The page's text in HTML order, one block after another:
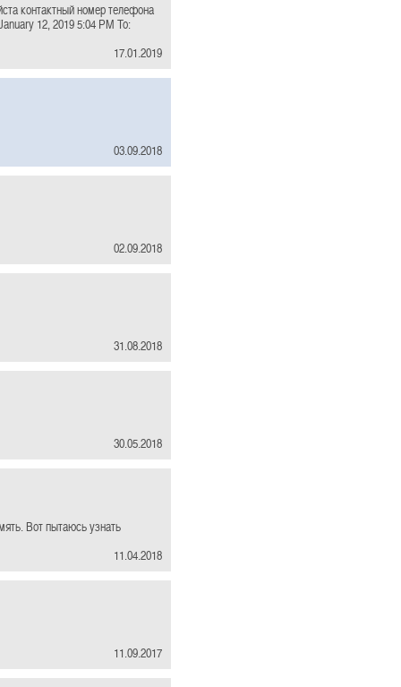
контактный номер телефона
12, 2019 5:04 PM To:
17.01.2019
03.09.2018
02.09.2018
31.08.2018
30.05.2018
Вот пытаюсь узнать
11.04.2018
11.09.2017